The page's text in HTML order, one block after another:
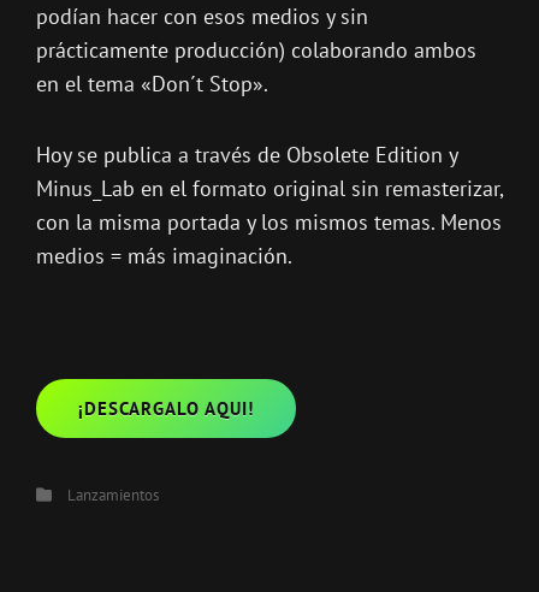
podían hacer con esos medios y sin
prácticamente producción) colaborando ambos
en el tema «Don´t Stop».
Hoy se publica a través de Obsolete Edition y
Minus_Lab en el formato original sin remasterizar,
con la misma portada y los mismos temas. Menos
medios = más imaginación.
¡DESCARGALO AQUI!
CategoríasLanzamientos